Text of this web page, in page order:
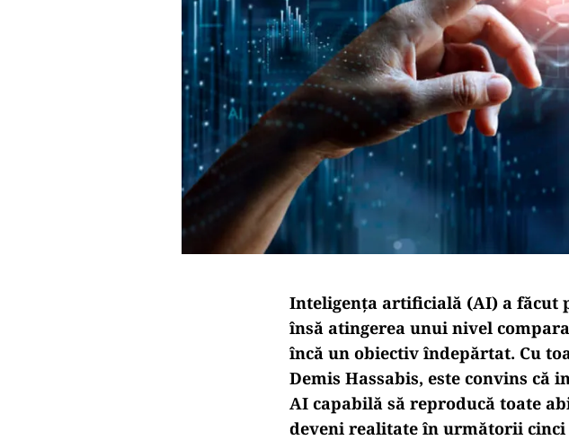
Inteligența artificială (AI) a făcut
însă atingerea unui nivel
încă un obiectiv îndepărtat. Cu
Demis Hassabis, este convins că
AI capabilă să reproducă toate
deveni realitate în următorii cinci